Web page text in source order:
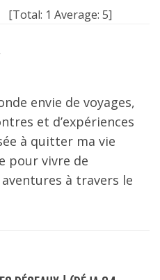
[Total: 1 Average: 5]
envie de voyages,
et d’expériences
à quitter ma vie
pour vivre de
à travers le